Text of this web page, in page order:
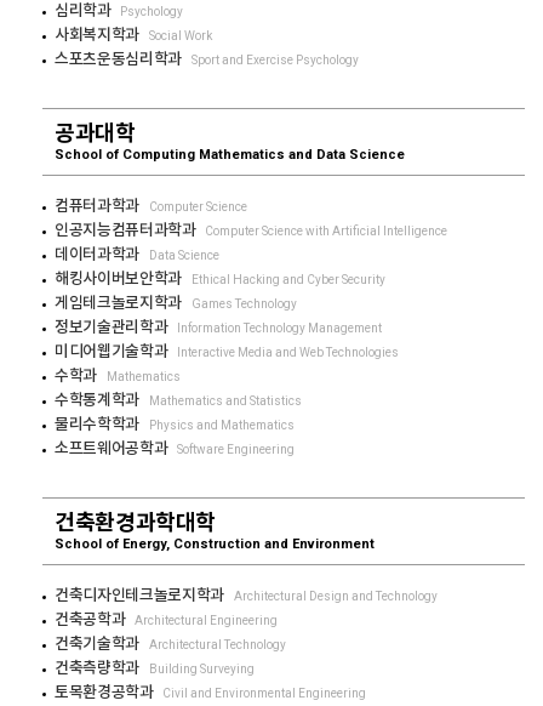
심리학과 Psychology
사회복지학과 Social Work
스포츠운동심리학과 Sport and Exercise Psychology
공과대학
School of Computing Mathematics and Data Science
컴퓨터과학과 Computer Science
인공지능컴퓨터과학과 Computer Science with Artificial Intelligence
데이터과학과 Data Science
해킹사이버보안학과 Ethical Hacking and Cyber Security
게임테크놀로지학과 Games Technology
정보기술관리학과 Information Technology Management
미디어웹기술학과 Interactive Media and Web Technologies
수학과 Mathematics
수학통계학과 Mathematics and Statistics
물리수학학과 Physics and Mathematics
소프트웨어공학과 Software Engineering
건축환경과학대학
School of Energy, Construction and Environment
건축디자인테크놀로지학과 Architectural Design and Technology
건축공학과 Architectural Engineering
건축기술학과 Architectural Technology
건축측량학과 Building Surveying
토목환경공학과 Civil and Environmental Engineering